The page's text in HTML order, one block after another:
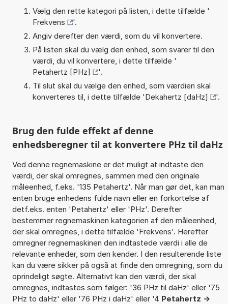
Vælg den rette kategori på listen, i dette tilfælde '
Frekvens
'.
Angiv derefter den værdi, som du vil konvertere.
På listen skal du vælg den enhed, som svarer til den
værdi, du vil konvertere, i dette tilfælde '
Petahertz [PHz]
'.
Til slut skal du vælge den enhed, som værdien skal
konverteres til, i dette tilfælde 'Dekahertz [daHz] '.
Brug den fulde effekt af denne
enhedsberegner til at konvertere PHz til daHz
Ved denne regnemaskine er det muligt at indtaste den
værdi, der skal omregnes, sammen med den originale
måleenhed, f.eks. '135 Petahertz'. Når man gør det, kan man
enten bruge enhedens fulde navn eller en forkortelse af
detf.eks. enten 'Petahertz' eller 'PHz'. Derefter
bestemmer regnemaskinen kategorien af den måleenhed,
der skal omregnes, i dette tilfælde 'Frekvens'. Herefter
omregner regnemaskinen den indtastede værdi i alle de
relevante enheder, som den kender. I den resulterende liste
kan du være sikker på også at finde den omregning, som du
oprindeligt søgte. Alternativt kan den værdi, der skal
omregnes, indtastes som følger: '36 PHz til daHz' eller '75
PHz to daHz' eller '76 PHz i daHz' eller '4 Petahertz ->